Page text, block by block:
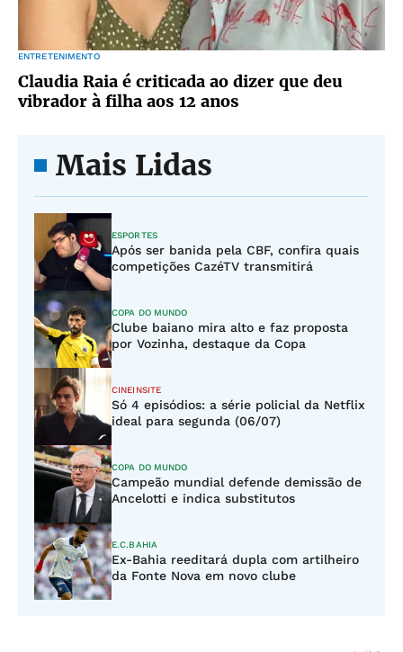
ENTRETENIMENTO
Claudia Raia é criticada ao dizer que deu
vibrador à filha aos 12 anos
Mais Lidas
ESPORTES
Após ser banida pela CBF, confira quais
competições CazéTV transmitirá
COPA DO MUNDO
Clube baiano mira alto e faz proposta
por Vozinha, destaque da Copa
CINEINSITE
Só 4 episódios: a série policial da Netflix
ideal para segunda (06/07)
COPA DO MUNDO
Campeão mundial defende demissão de
Ancelotti e indica substitutos
E.C.BAHIA
Ex-Bahia reeditará dupla com artilheiro
da Fonte Nova em novo clube